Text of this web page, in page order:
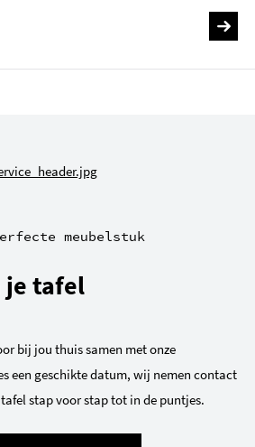
meubelstuk
je tafel
bij jou thuis samen met onze
een geschikte datum, wij nemen contact
stap voor stap tot in de puntjes.